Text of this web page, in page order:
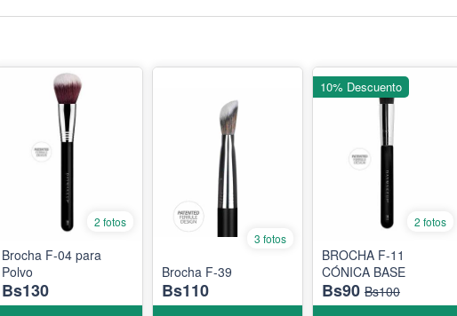
2 fotos
Brocha F-04 para
Polvo
Bs130
3 fotos
Brocha F-39
Bs110
2 fotos
BROCHA F-11
CÓNICA BASE
Bs90 Bs100
10% Descuento